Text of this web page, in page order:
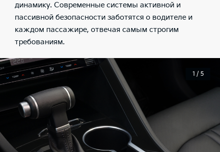
динамику. Современные системы активной и
пассивной безопасности заботятся о водителе и
каждом пассажире, отвечая самым строгим
требованиям.
1 / 5